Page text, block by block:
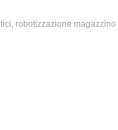
robotizzazione magazzino